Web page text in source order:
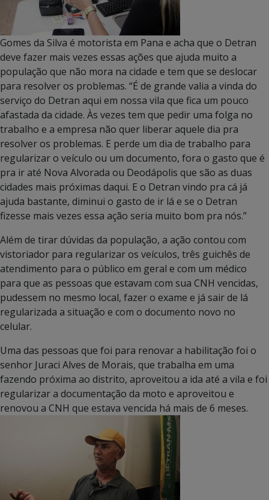
Gomes da Silva é motorista em Pana e acha que o Detran
deve fazer mais vezes essas ações que ajuda muito a
população que não mora na cidade e tem que se deslocar
para resolver os problemas. “É de grande valia a vinda do
serviço do Detran aqui em nossa vila que fica um pouco
afastada da cidade. Às vezes tem que pedir uma folga no
trabalho e a empresa não quer liberar aquele dia pra
resolver os problemas. E perde um dia de trabalho para
regularizar o veículo ou um documento, fora o gasto que é
pra ir até Nova Alvorada ou Deodápolis que são as duas
cidades mais próximas daqui. E o Detran vindo pra cá já
ajuda bastante, diminui o gasto de ir lá e se o Detran
fizesse mais vezes essa ação seria muito bom pra nós.”
Além de tirar dúvidas da população, a ação contou com
vistoriador para regularizar os veículos, três guichês de
atendimento para o público em geral e com um médico
para que as pessoas que estavam com sua CNH vencidas,
pudessem no mesmo local, fazer o exame e já sair de lá
regularizada a situação e com o documento novo no
celular.
Uma das pessoas que foi para renovar a habilitação foi o
senhor Juraci Alves de Morais, que trabalha em uma
fazendo próxima ao distrito, aproveitou a ida até a vila e foi
regularizar a documentação da moto e aproveitou e
renovou a CNH que estava vencida há mais de 6 meses.